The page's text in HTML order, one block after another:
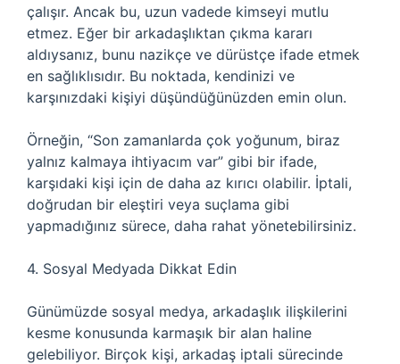
çalışır. Ancak bu, uzun vadede kimseyi mutlu
etmez. Eğer bir arkadaşlıktan çıkma kararı
aldıysanız, bunu nazikçe ve dürüstçe ifade etmek
en sağlıklısıdır. Bu noktada, kendinizi ve
karşınızdaki kişiyi düşündüğünüzden emin olun.
Örneğin, “Son zamanlarda çok yoğunum, biraz
yalnız kalmaya ihtiyacım var” gibi bir ifade,
karşıdaki kişi için de daha az kırıcı olabilir. İptali,
doğrudan bir eleştiri veya suçlama gibi
yapmadığınız sürece, daha rahat yönetebilirsiniz.
4. Sosyal Medyada Dikkat Edin
Günümüzde sosyal medya, arkadaşlık ilişkilerini
kesme konusunda karmaşık bir alan haline
gelebiliyor. Birçok kişi, arkadaş iptali sürecinde